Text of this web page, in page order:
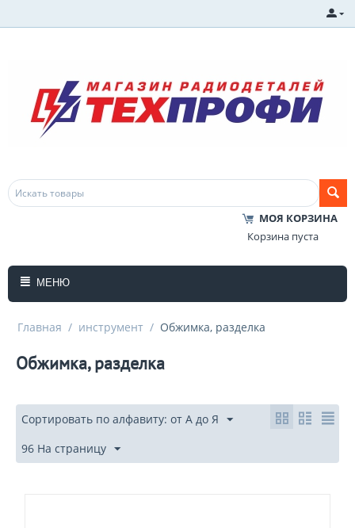
МОЯ КОРЗИНА
Корзина пуста
МЕНЮ
Главная / инструмент / Обжимка, разделка
Обжимка, разделка
Сортировать по алфавиту: от А до Я
96 На страницу